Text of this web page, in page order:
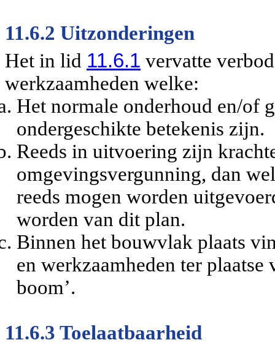
11.6.2 Uitzonderingen
Het in lid 11.6.1 vervatte
werkzaamheden welke:
Het normale onderhoud en/of
ondergeschikte betekenis zijn.
Reeds in uitvoering zijn
omgevingsvergunning, dan
reeds mogen worden
worden van dit plan.
Binnen het bouwvlak plaats
en werkzaamheden ter
boom’.
11.6.3 Toelaatbaarheid